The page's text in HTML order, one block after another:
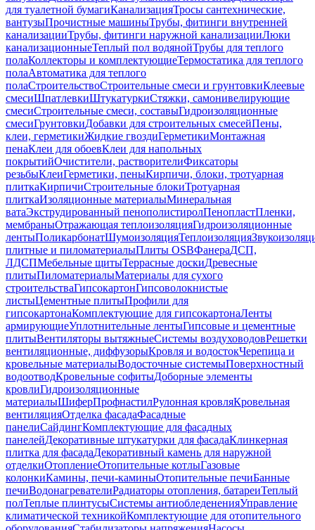
для туалетной бумагиКанализацияТросы сантехнические,
вантузыПрочистные машиныТрубы, фитинги внутренней
канализацииТрубы, фитинги наружной канализацииЛюки
канализационныеТеплый пол водянойТрубы для теплого
полаКоллекторы и комплектующиеТермостатика для теплого
полаАвтоматика для теплого
полаСтроительствоСтроительные смеси и грунтовкиКлеевые
смесиШпатлевкиШтукатуркиСтяжки, самонивелирующие
смесиСтроительные смеси, составыГидроизоляционные
смесиГрунтовкиДобавки для строительных смесейПены,
клеи, герметикиЖидкие гвоздиГерметикиМонтажная
пенаКлеи для обоевКлеи для напольных
покрытийОчистители, растворителиФиксаторы
резьбыКлеиГерметики, пеныКирпичи, блоки, тротуарная
плиткаКирпичиСтроительные блокиТротуарная
плиткаИзоляционные материалыМинеральная
ватаЭкструдированный пенополистиролПенопластПленки,
мембраныОтражающая теплоизоляцияГидроизоляционные
лентыПоликарбонатШумоизоляцияТеплоизоляция
плитные и пиломатериалыПлиты OSBФанераДСП,
ЛДСПМебельные щитыТеррасные доскиДревесные
плитыПиломатериалыМатериалы для сухого
строительстваГипсокартонГипсоволокнистые
листыЦементные плитыПрофили для
гипсокартонаКомплектующие для гипсокартонаЛенты
армирующиеУплотнительные лентыГипсовые и цементные
плитыВентиляторы вытяжныеСистемы воздуховодовРешетки
вентиляционные, диффузорыКровля и водостокЧерепица и
кровельные материалыВодосточные системыПоверхностный
водоотводКровельные софитыДоборные элементы
кровлиГидроизоляционные
материалыШиферПрофнастилРулонная кровляКровельная
вентиляцияОтделка фасадаФасадные
панелиСайдингКомплектующие для фасадных
панелейДекоративные штукатурки для фасадаКлинкерная
плитка для фасадаДекоративный камень для наружной
отделкиОтоплениеОтопительные котлыГазовые
колонкиКамины, печи-каминыОтопительные печиБанные
печиВодонагревателиРадиаторы отопления, батареиТеплый
полТеплые плинтусыСистемы антиобледененияУправление
климатической техникойКомплектующие для отопительного